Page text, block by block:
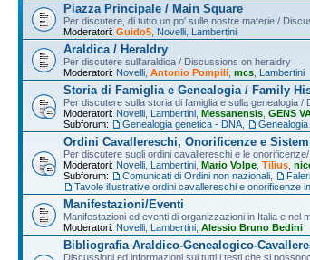
Piazza Principale / Main Square
Per discutere, di tutto un po' sulle nostre materie /
Moderatori: Guido5 Novelli Lambertini
Araldica / Heraldry
Per discutere sull'araldica / Discussions on heraldry
Moderatori: Novelli Antonio Pompili mcs Lambertini
Storia di Famiglia e Genealogia / Family
Per discutere sulla storia di famiglia e sulla genealogia
Moderatori: Novelli Lambertini Messanensis GENS
Subforum:
Genealogia genetica - DNA
Ordini Cavallereschi, Onorificenze e
Per discutere sugli ordini cavallereschi e le
Moderatori: Novelli Lambertini Mario Volpe Tilius
Subforum:
Comunicati di Ordini non nazionali
Tavole illustrative ordini cavallereschi e onorificenze
Manifestazioni/Eventi
Manifestazioni ed eventi di organizzazioni in Italia e
Moderatori: Novelli Lambertini Alessio Bruno Bedini
Bibliografia Araldico-Genealogico-
Discussioni ed informazioni sui tutti i testi che si